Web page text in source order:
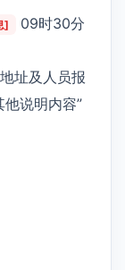
]
09时30分
址及人员报
说明内容”